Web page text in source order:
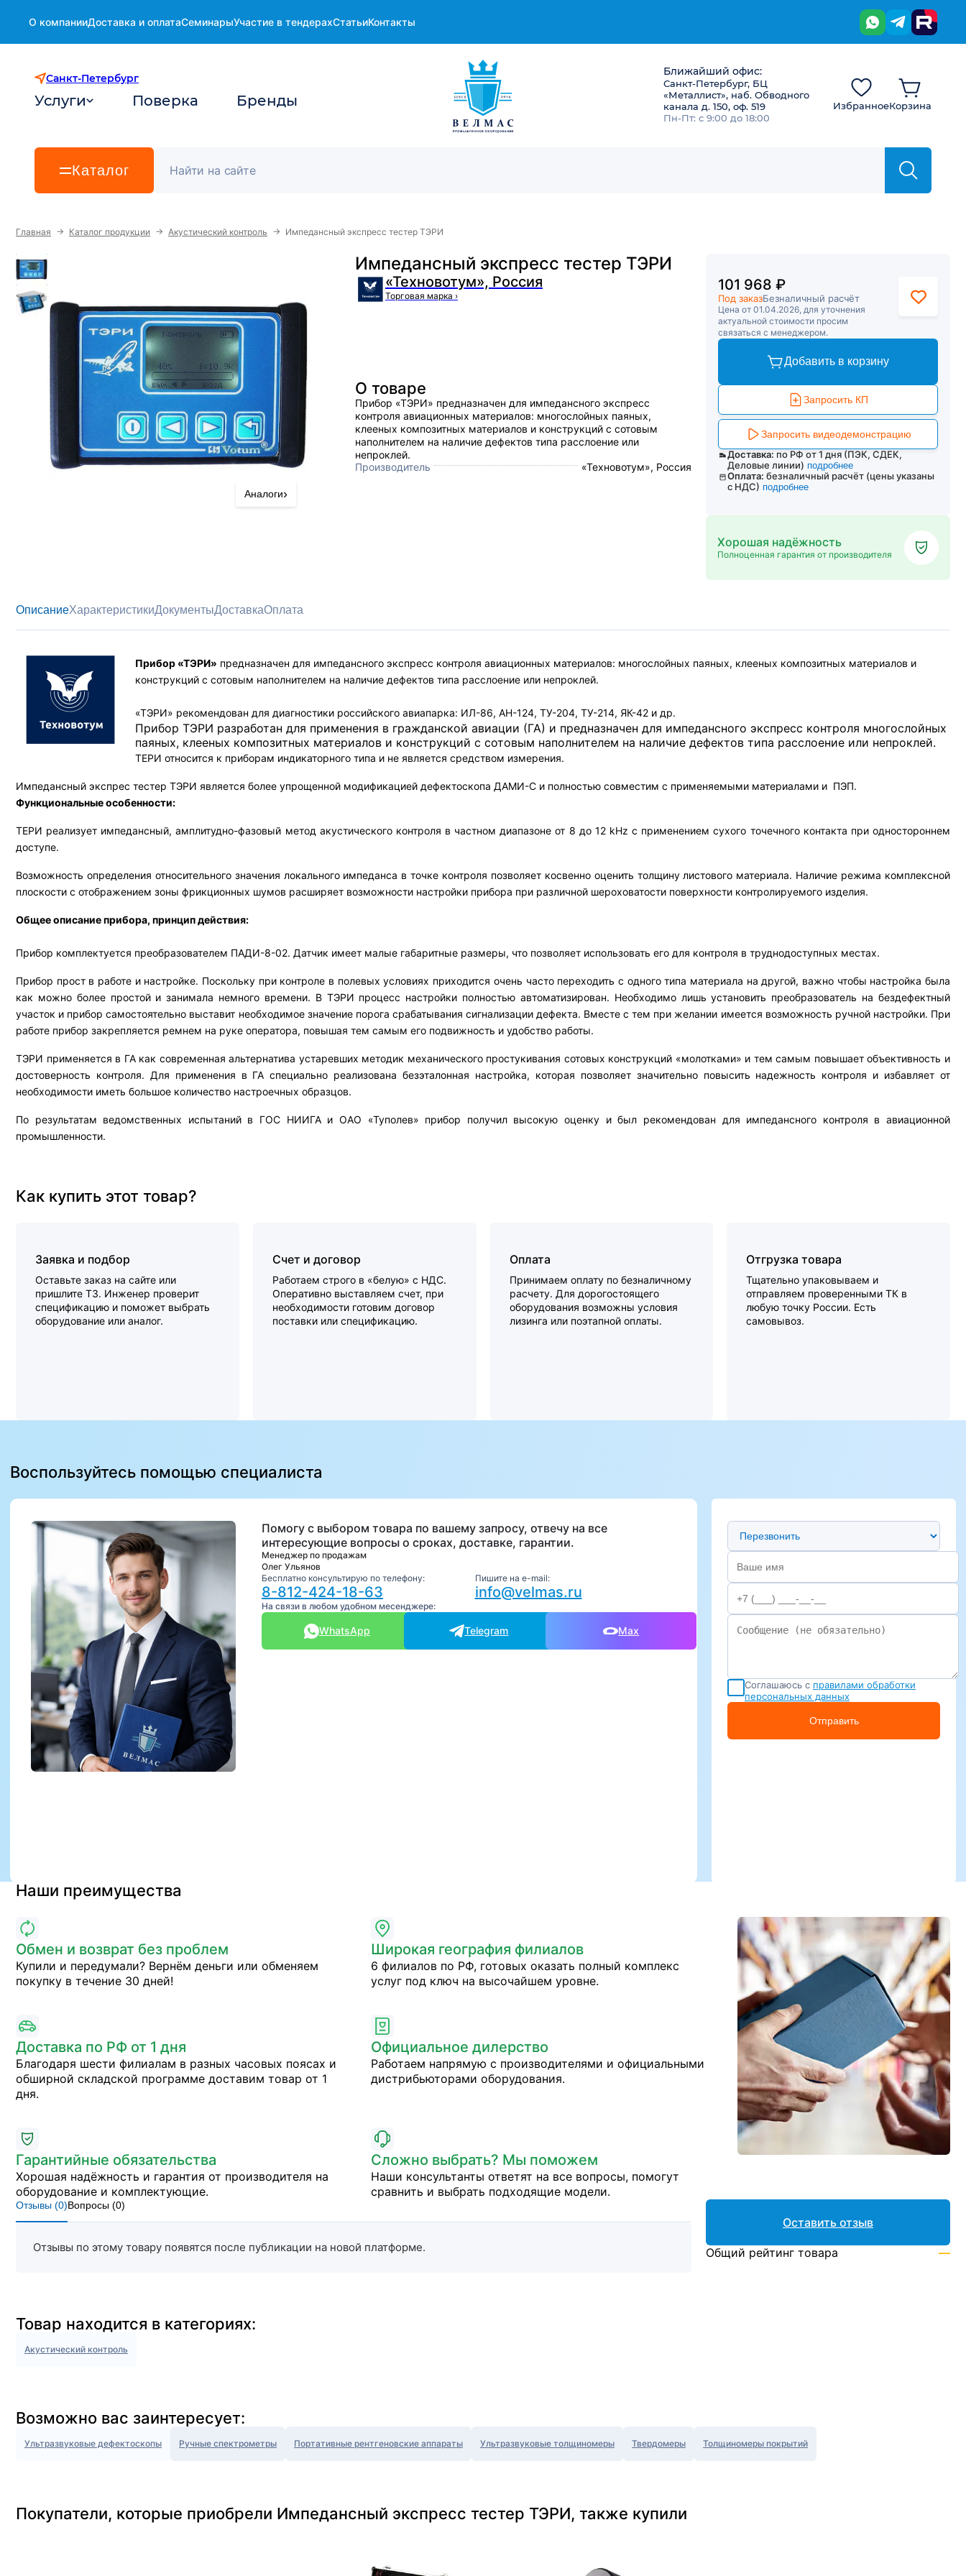
О компанииДоставка и оплатаСеминарыУчастие в тендерахСтатьиКонтакты
Санкт-Петербург
Услуги Поверка Бренды
Ближайший офис:
Санкт-Петербург, БЦ
«Металлист», наб. Обводного
канала д. 150, оф. 519
Пн-Пт: с 9:00 до 18:00
ИзбранноеКорзина
Каталог
Главная → Каталог продукции → Акустический контроль → Импедансный экспресс тестер ТЭРИ
Импедансный экспресс тестер ТЭРИ
«Техновотум», Россия
Торговая марка ›
Аналоги›
О товаре
Прибор «ТЭРИ» предназначен для импедансного экспресс
контроля авиационных материалов: многослойных паяных,
клееных композитных материалов и конструкций с сотовым
наполнителем на наличие дефектов типа расслоение или
непроклей.
Производитель
«Техновотум», Россия
101 968 ₽
Под заказБезналичный расчёт
Цена от 01.04.2026, для уточнения
актуальной стоимости просим
связаться с менеджером.
Добавить в корзину
Запросить КП
Запросить видеодемонстрацию
Доставка: по РФ от 1 дня (ПЭК, СДЕК,
Деловые линии) подробнее
Оплата: безналичный расчёт (цены указаны
с НДС) подробнее
Хорошая надёжность
Полноценная гарантия от производителя
ОписаниеХарактеристикиДокументыДоставкаОплата
Прибор «ТЭРИ» предназначен для импедансного экспресс контроля авиационных материалов: многослойных паяных, клееных композитных материалов и
конструкций с сотовым наполнителем на наличие дефектов типа расслоение или непроклей.
«ТЭРИ» рекомендован для диагностики российского авиапарка: ИЛ-86, АН-124, ТУ-204, ТУ-214, ЯК-42 и др.
Прибор ТЭРИ разработан для применения в гражданской авиации (ГА) и предназначен для импедансного экспресс контроля многослойных
паяных, клееных композитных материалов и конструкций с сотовым наполнителем на наличие дефектов типа расслоение или непроклей.
ТЕРИ относится к приборам индикаторного типа и не является средством измерения.
Импедансный экспрес тестер ТЭРИ является более упрощенной модификацией дефектоскопа ДАМИ-С и полностью совместим с применяемыми материалами и ПЭП.
Функциональные особенности:
ТЕРИ реализует импедансный, амплитудно-фазовый метод акустического контроля в частном диапазоне от 8 до 12 kHz с применением сухого точечного контакта при одностороннем
доступе.
Возможность определения относительного значения локального импеданса в точке контроля позволяет косвенно оценить толщину листового материала. Наличие режима комплексной
плоскости с отображением зоны фрикционных шумов расширяет возможности настройки прибора при различной шероховатости поверхности контролируемого изделия.
Общее описание прибора, принцип действия:
Прибор комплектуется преобразователем ПАДИ-8-02. Датчик имеет малые габаритные размеры, что позволяет использовать его для контроля в труднодоступных местах.
Прибор прост в работе и настройке. Поскольку при контроле в полевых условиях приходится очень часто переходить с одного типа материала на другой, важно чтобы настройка была
как можно более простой и занимала немного времени. В ТЭРИ процесс настройки полностью автоматизирован. Необходимо лишь установить преобразователь на бездефектный
участок и прибор самостоятельно выставит необходимое значение порога срабатывания сигнализации дефекта. Вместе с тем при желании имеется возможность ручной настройки. При
работе прибор закрепляется ремнем на руке оператора, повышая тем самым его подвижность и удобство работы.
ТЭРИ применяется в ГА как современная альтернатива устаревших методик механического простукивания сотовых конструкций «молотками» и тем самым повышает объективность и
достоверность контроля. Для применения в ГА специально реализована безэталонная настройка, которая позволяет значительно повысить надежность контроля и избавляет от
необходимости иметь большое количество настроечных образцов.
По результатам ведомственных испытаний в ГОС НИИГА и ОАО «Туполев» прибор получил высокую оценку и был рекомендован для импедансного контроля в авиационной
промышленности.
Как купить этот товар?
Заявка и подбор
Оставьте заказ на сайте или
пришлите ТЗ. Инженер проверит
спецификацию и поможет выбрать
оборудование или аналог.
Счет и договор
Работаем строго в «белую» с НДС.
Оперативно выставляем счет, при
необходимости готовим договор
поставки или спецификацию.
Оплата
Принимаем оплату по безналичному
расчету. Для дорогостоящего
оборудования возможны условия
лизинга или поэтапной оплаты.
Отгрузка товара
Тщательно упаковываем и
отправляем проверенными ТК в
любую точку России. Есть
самовывоз.
Воспользуйтесь помощью специалиста
Помогу с выбором товара по вашему запросу, отвечу на все
интересующие вопросы о сроках, доставке, гарантии.
Менеджер по продажам
Олег Ульянов
Бесплатно консультирую по телефону:
8-812-424-18-63
Пишите на e-mail:
info@velmas.ru
На связи в любом удобном месенджере:
WhatsApp Telegram Max
Предпочтительный способ связи
Соглашаюсь с правилами обработки
персональных данных
Отправить
Наши преимущества
Обмен и возврат без проблем
Купили и передумали? Вернём деньги или обменяем
покупку в течение 30 дней!
Широкая география филиалов
6 филиалов по РФ, готовых оказать полный комплекс
услуг под ключ на высочайшем уровне.
Доставка по РФ от 1 дня
Благодаря шести филиалам в разных часовых поясах и
обширной складской программе доставим товар от 1
дня.
Официальное дилерство
Работаем напрямую с производителями и официальными
дистрибьюторами оборудования.
Гарантийные обязательства
Хорошая надёжность и гарантия от производителя на
оборудование и комплектующие.
Сложно выбрать? Мы поможем
Наши консультанты ответят на все вопросы, помогут
сравнить и выбрать подходящие модели.
Отзывы (0)Вопросы (0)
Отзывы по этому товару появятся после публикации на новой платформе.
Оставить отзыв
Общий рейтинг товара —
Товар находится в категориях:
Акустический контроль
Возможно вас заинтересует:
Ультразвуковые дефектоскопы Ручные спектрометры Портативные рентгеновские аппараты Ультразвуковые толщиномеры Твердомеры Толщиномеры покрытий
Покупатели, которые приобрели Импедансный экспресс тестер ТЭРИ, также купили